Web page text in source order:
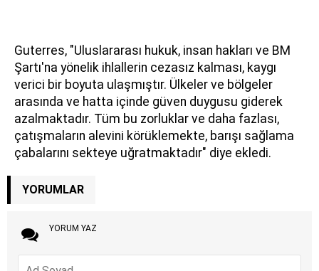
Guterres, "Uluslararası hukuk, insan hakları ve BM
Şartı'na yönelik ihlallerin cezasız kalması, kaygı
verici bir boyuta ulaşmıştır. Ülkeler ve bölgeler
arasında ve hatta içinde güven duygusu giderek
azalmaktadır. Tüm bu zorluklar ve daha fazlası,
çatışmaların alevini körüklemekte, barışı sağlama
çabalarını sekteye uğratmaktadır" diye ekledi.
YORUMLAR
YORUM YAZ